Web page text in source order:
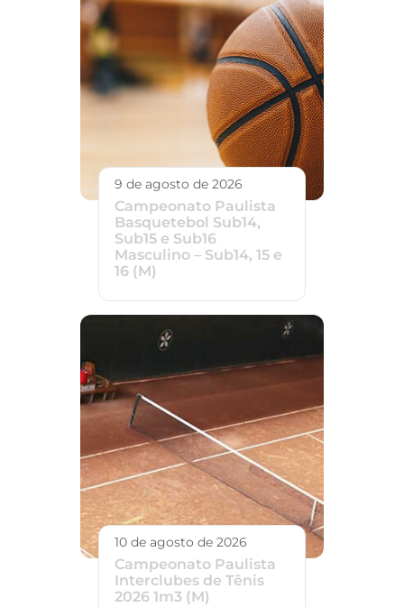
9 de agosto de 2026
Campeonato Paulista
Basquetebol Sub14,
Sub15 e Sub16
Masculino – Sub14, 15 e
16 (M)
10 de agosto de 2026
Campeonato Paulista
Interclubes de Tênis
2026 1m3 (M)